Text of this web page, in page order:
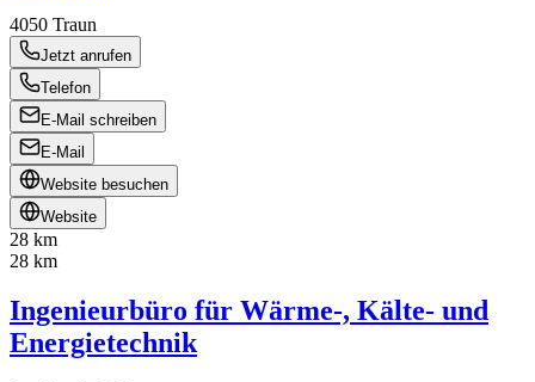
4050 Traun
Jetzt anrufen
Telefon
E-Mail schreiben
E-Mail
Website besuchen
Website
28 km
28 km
Ingenieurbüro für Wärme-, Kälte- und
Energietechnik